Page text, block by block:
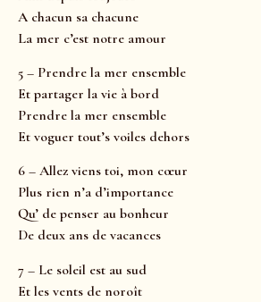
A chacun sa chacune
La mer c’est notre amour
5 – Prendre la mer ensemble
Et partager la vie à bord
Prendre la mer ensemble
Et voguer tout’s voiles dehors
6 – Allez viens toi, mon cœur
Plus rien n’a d’importance
Qu’ de penser au bonheur
De deux ans de vacances
7 – Le soleil est au sud
Et les vents de noroît